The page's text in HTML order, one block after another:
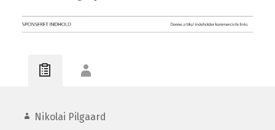
Nikolai Pilgaard